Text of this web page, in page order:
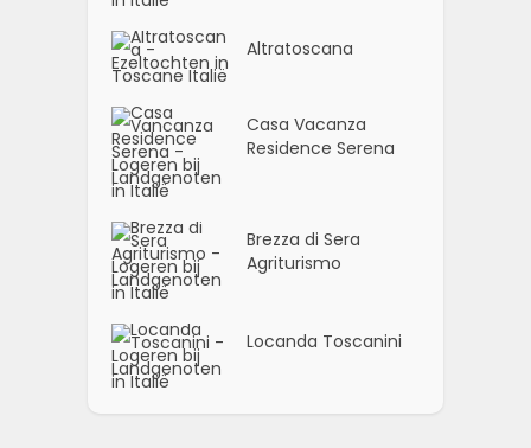
Altratoscana
Casa Vacanza
Residence Serena
Brezza di Sera
Agriturismo
Locanda Toscanini